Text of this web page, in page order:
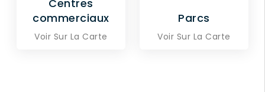
Centres
commerciaux
Voir Sur La Carte
Parcs
Voir Sur La Carte